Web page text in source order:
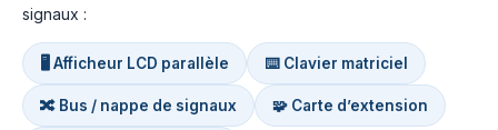
signaux :
🖥️ Afficheur LCD parallèle ⌨️ Clavier matriciel
🔀 Bus / nappe de signaux 🧩 Carte d’extension